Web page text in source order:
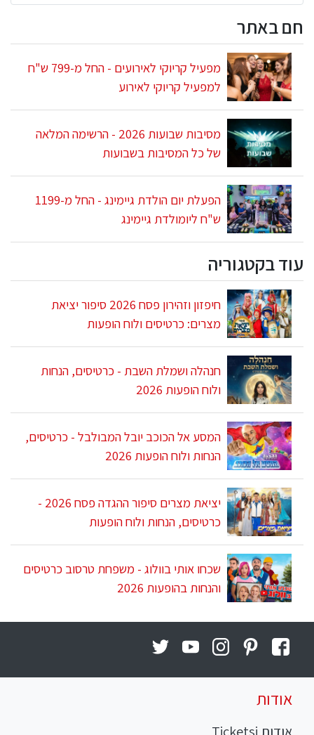
חם באתר
מפעיל קריוקי לאירועים - החל מ-799 ש"ח
למפעיל קריוקי לאירוע
מסיבות שבועות 2026 - הרשימה המלאה
של כל המסיבות בשבועות
הפעלת יום הולדת גיימינג - החל מ-1199
ש"ח ליומולדת גיימינג
עוד בקטגוריה
חיפזון וזהירון פסח 2026 סיפור יציאת
מצרים: כרטיסים ולוח הופעות
חנהלה ושמלת השבת - כרטיסים, הנחות
ולוח הופעות 2026
המסע אל הכוכב יובל המבולבל - כרטיסים,
הנחות ולוח הופעות 2026
יציאת מצרים סיפור ההגדה פסח 2026 -
כרטיסים, הנחות ולוח הופעות
שכחו אותי בוולוג - משפחת טרסוב כרטיסים
והנחות בהופעות 2026
אודות
אודות Ticketsi